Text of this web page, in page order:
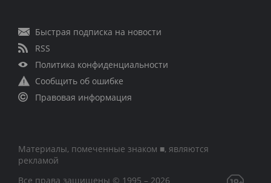
Быстрая подписка на новости
RSS
Политика конфиденциальности
Сообщить об ошибке
Правовая информация
Материалы, помеченные знаком ■, являются
рекламой
Все права защищены © 1995 – 2026